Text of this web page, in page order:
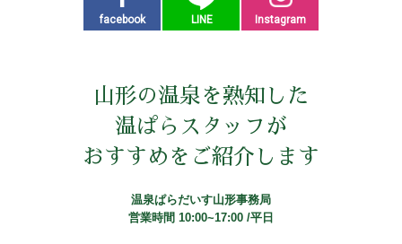
facebook LINE Instagram
山形の温泉を熟知した
温ぱらスタッフが
おすすめをご紹介します
温泉ぱらだいす山形事務局
営業時間 10:00~17:00 /平日